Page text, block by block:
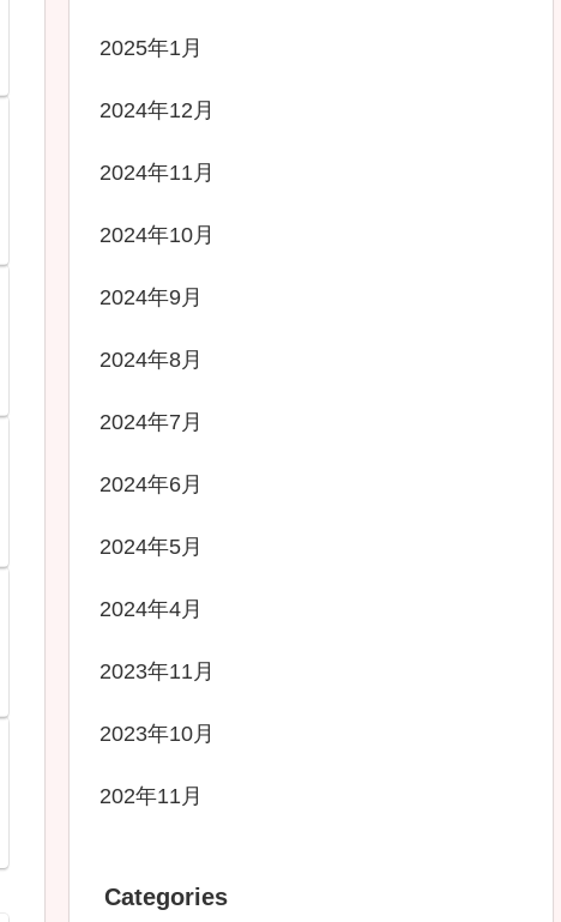
2025年1月
2024年12月
2024年11月
2024年10月
2024年9月
2024年8月
2024年7月
2024年6月
2024年5月
2024年4月
2023年11月
2023年10月
202年11月
Categories